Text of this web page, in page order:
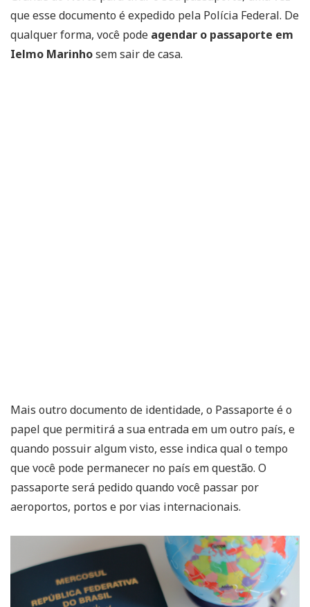
que esse documento é expedido pela Polícia Federal. De
qualquer forma, você pode agendar o passaporte em
Ielmo Marinhosem sair de casa.
Mais outro documento de identidade, o Passaporte é o
papel que permitirá a sua entrada em um outro país, e
quando possuir algum visto, esse indica qual o tempo
que você pode permanecer no país em questão. O
passaporte será pedido quando você passar por
aeroportos, portos e por vias internacionais.